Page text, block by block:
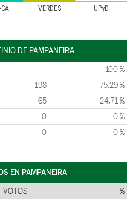
CA VERDES UPyD
DE PAMPANEIRA
100 %
198 75,29 %
65 24,71 %
0 0 %
0 0 %
EN PAMPANEIRA
VOTOS %